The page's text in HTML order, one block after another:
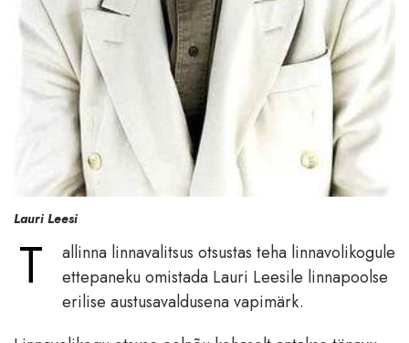
Lauri Leesi
T
allinna linnavalitsus otsustas teha linnavolikogule
ettepaneku omistada Lauri Leesile linnapoolse
erilise austusavaldusena vapimärk.